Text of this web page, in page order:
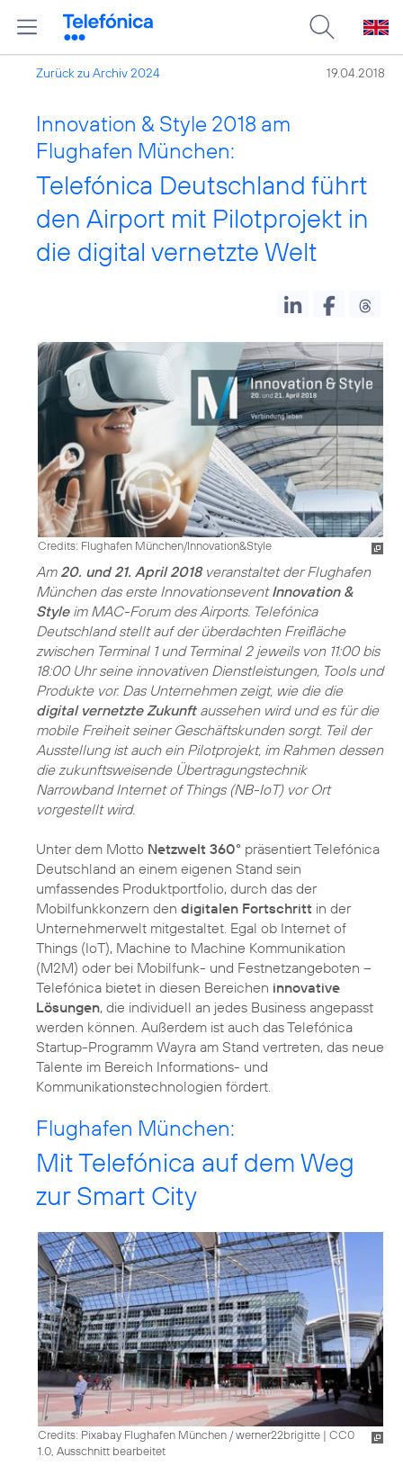
Zurück zu Archiv 2024 19.04.2018
Innovation & Style 2018 am
Flughafen München:
Telefónica Deutschland führt
den Airport mit Pilotprojekt in
die digital vernetzte Welt
Credits: Flughafen München/Innovation&Style
Am 20. und 21. April 2018veranstaltet der Flughafen
München das erste InnovationseventInnovation &
Styleim MAC-Forum des Airports. Telefónica
Deutschland stellt auf der überdachten Freifläche
zwischen Terminal 1 und Terminal 2 jeweils von 11:00 bis
18:00 Uhr seine innovativen Dienstleistungen, Tools und
Produkte vor. Das Unternehmen zeigt, wie die die
digital vernetzte Zukunftaussehen wird und es für die
mobile Freiheit seiner Geschäftskunden sorgt. Teil der
Ausstellung ist auch ein Pilotprojekt, im Rahmen dessen
die zukunftsweisende Übertragungstechnik
Narrowband Internet of Things (NB-IoT) vor Ort
vorgestellt wird.
Unter dem Motto Netzwelt 360° präsentiert Telefónica
Deutschland an einem eigenen Stand sein
umfassendes Produktportfolio, durch das der
Mobilfunkkonzern den digitalen Fortschritt in der
Unternehmerwelt mitgestaltet. Egal ob Internet of
Things (IoT), Machine to Machine Kommunikation
(M2M) oder bei Mobilfunk- und Festnetzangeboten –
Telefónica bietet in diesen Bereichen innovative
Lösungen, die individuell an jedes Business angepasst
werden können. Außerdem ist auch das Telefónica
Startup-Programm Wayra am Stand vertreten, das neue
Talente im Bereich Informations- und
Kommunikationstechnologien fördert.
Flughafen München:
Mit Telefónica auf dem Weg
zur Smart City
Credits: Pixabay Flughafen München / werner22brigitte | CC0
1.0, Ausschnitt bearbeitet